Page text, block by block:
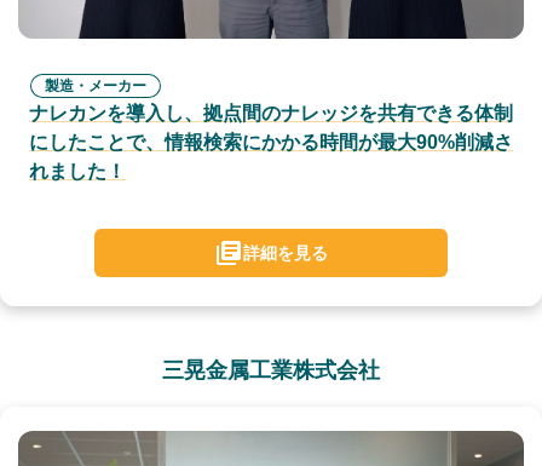
製造・メーカー
ナレカンを導入し、拠点間のナレッジを共有できる体制
にしたことで、情報検索にかかる時間が最大90%削減さ
れました！
詳細を見る
三晃金属工業株式会社